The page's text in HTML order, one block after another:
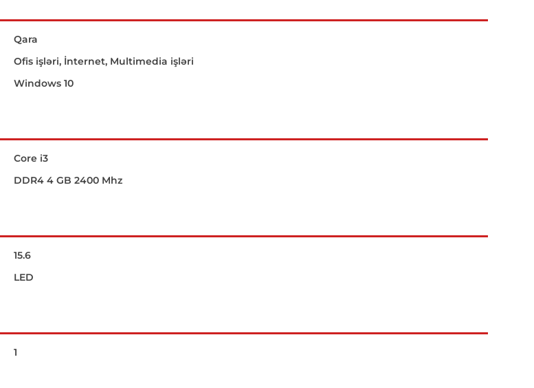
Qara
Ofis işləri, İnternet, Multimedia işləri
Windows 10
Core i3
DDR4 4 GB 2400 Mhz
15.6
LED
1